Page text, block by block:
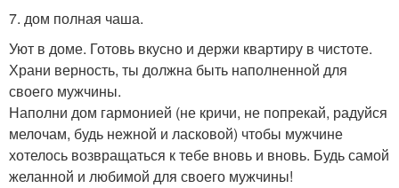
7. дом полная чаша.
Уют в доме. Готовь вкусно и держи квартиру в чистоте.
Храни верность, ты должна быть наполненной для
своего мужчины.
Наполни дом гармонией (не кричи, не попрекай, радуйся
мелочам, будь нежной и ласковой) чтобы мужчине
хотелось возвращаться к тебе вновь и вновь. Будь самой
желанной и любимой для своего мужчины!